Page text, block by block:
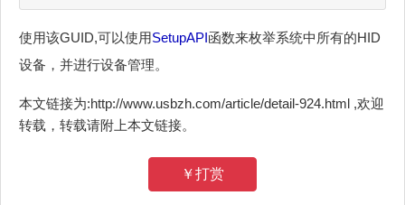
使用该GUID,可以使用SetupAPI函数来枚举系统中所有的HID
设备，并进行设备管理。
本文链接为:http://www.usbzh.com/article/detail-924.html ,欢迎
转载，转载请附上本文链接。
￥打赏